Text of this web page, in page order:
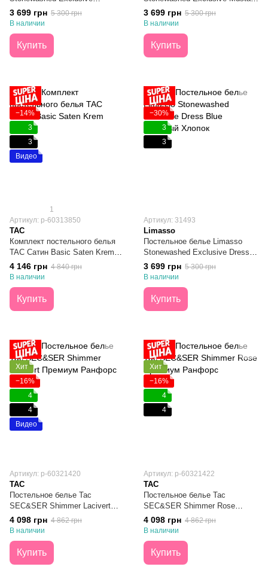
Lemonade Вареный Хлопок
Евро
3 699 грн 5 300 грн
В наличии
Купить
Вареный Хлопок Евро
3 699 грн 5 300 грн
В наличии
Купить
−14%
3
3
Видео
1
Артикул: р-60313850
TAC
Комплект постельного белья
TAC Сатин Basic Saten Krem
Евро
4 146 грн 4 840 грн
В наличии
Купить
−30%
3
3
Артикул: 31493
Limasso
Постельное белье Limasso
Stonewashed Exclusive Dress
Blue Вареный Хлопок Евро
3 699 грн 5 300 грн
В наличии
Купить
Хит
−16%
4
4
Видео
Артикул: p-60321420
TAC
Постельное белье Тас
SEC&SER Shimmer Lacivert
Премиум Ранфорс Евро
4 098 грн 4 862 грн
В наличии
Купить
Хит
−16%
4
4
Артикул: p-60321422
TAC
Постельное белье Тас
SEC&SER Shimmer Rose
Премиум Ранфорс Евро
4 098 грн 4 862 грн
В наличии
Купить